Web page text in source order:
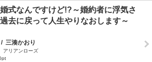
式なんですけど!?～婚約者に浮気さ
去に戻って人生やりなおします～
/ 三湊かおり
アリアンローズ